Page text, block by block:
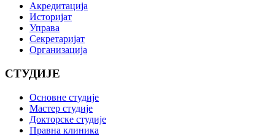
Акредитација
Историјат
Управа
Секретаријат
Организација
СТУДИЈЕ
Основне студије
Мастер студије
Докторске студије
Правна клиника